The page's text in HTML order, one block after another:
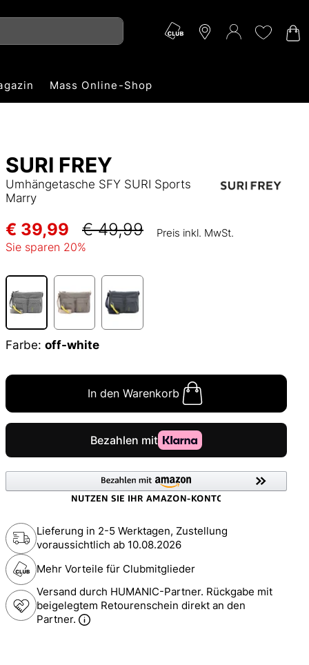
Mass Online-Shop
SURI FREY
Umhängetasche SFY SURI Sports
Marry
€ 39,99 € 49,99 Preis inkl. MwSt.
Sie sparen 20%
Farbe: off-white
In den Warenkorb
Lieferung in 2-5 Werktagen, Zustellung
voraussichtlich ab 10.08.2026
Mehr Vorteile für Clubmitglieder
Versand durch HUMANIC-Partner. Rückgabe mit
beigelegtem Retourenschein direkt an den
Partner.